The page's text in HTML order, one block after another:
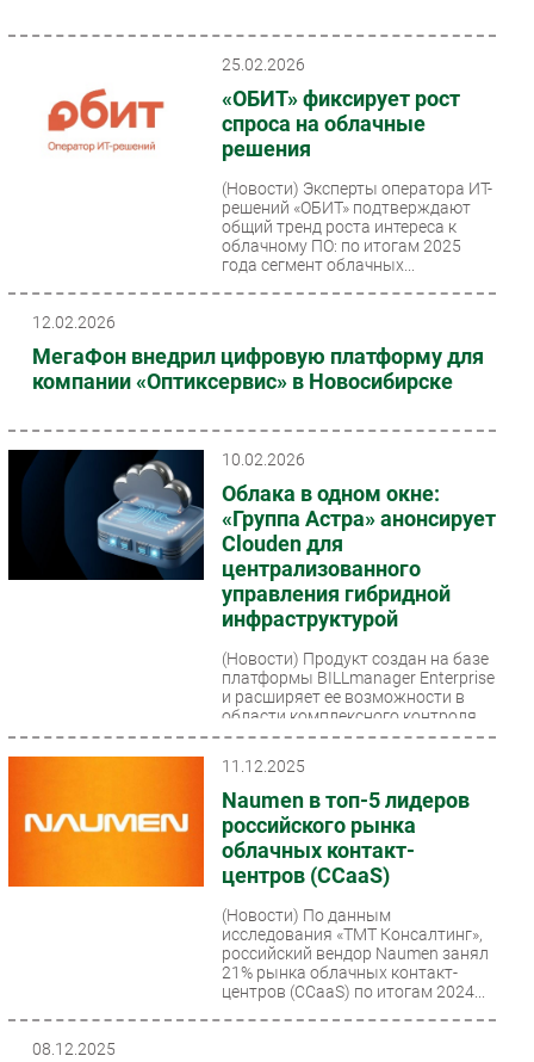
25.02.2026
«ОБИТ» фиксирует рост
спроса на облачные
решения
(Новости) Эксперты оператора ИТ-
решений «ОБИТ» подтверждают
общий тренд роста интереса к
облачному ПО: по итогам 2025
года сегмент облачных...
12.02.2026
МегаФон внедрил цифровую платформу для
компании «Оптиксервис» в Новосибирске
10.02.2026
Облака в одном окне:
«Группа Астра» анонсирует
Clouden для
централизованного
управления гибридной
инфраструктурой
(Новости) Продукт создан на базе
платформы BILLmanager Enterprise
и расширяет ее возможности в
области комплексного контроля
над виртуализацией,...
11.12.2025
Naumen в топ-5 лидеров
российского рынка
облачных контакт-
центров (CCaaS)
(Новости) По данным
исследования «ТМТ Консалтинг»,
российский вендор Naumen занял
21% рынка облачных контакт-
центров (CCaaS) по итогам 2024...
08.12.2025